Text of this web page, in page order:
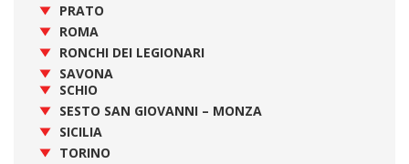
PRATO
ROMA
RONCHI DEI LEGIONARI
SAVONA
SCHIO
SESTO SAN GIOVANNI – MONZA
SICILIA
TORINO